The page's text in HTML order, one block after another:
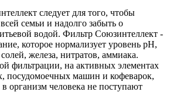
следует для того, чтобы
семьи и надолго забыть о
водой. Фильтр Союзинтеллект -
которое нормализует уровень pH,
железа, нитратов, аммиака.
фильтрации, на активных элементах
посудомоечных машин и кофеварок,
в организм человека не поступают